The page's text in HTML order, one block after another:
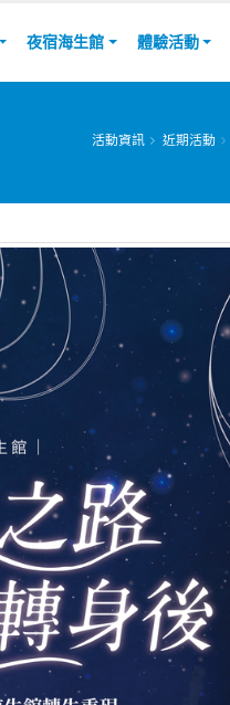
夜宿海生館 體驗活動
活動資訊 近期活動